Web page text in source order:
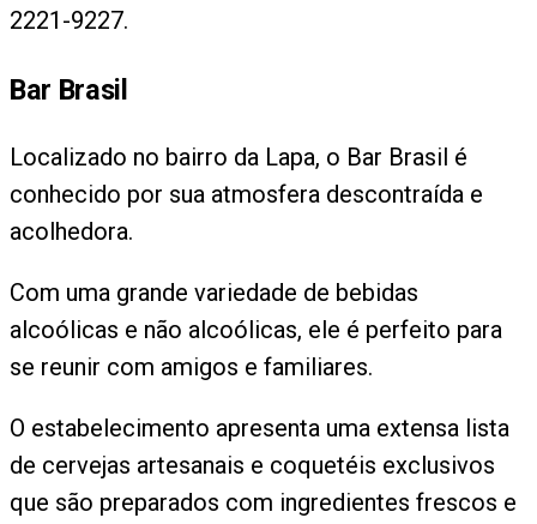
2221-9227.
Bar Brasil
Localizado no bairro da Lapa, o Bar Brasil é
conhecido por sua atmosfera descontraída e
acolhedora.
Com uma grande variedade de bebidas
alcoólicas e não alcoólicas, ele é perfeito para
se reunir com amigos e familiares.
O estabelecimento apresenta uma extensa lista
de cervejas artesanais e coquetéis exclusivos
que são preparados com ingredientes frescos e